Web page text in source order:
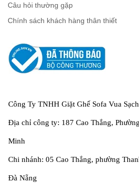
Câu hỏi thường gặp
Chính sách khách hàng thân thiết
Công Ty TNHH Giặt Ghế Sofa Vua Sạch
Địa chỉ công ty: 187 Cao Thắng,
Minh
Chi nhánh: 05 Cao Thắng, phường
Đà Nẵng